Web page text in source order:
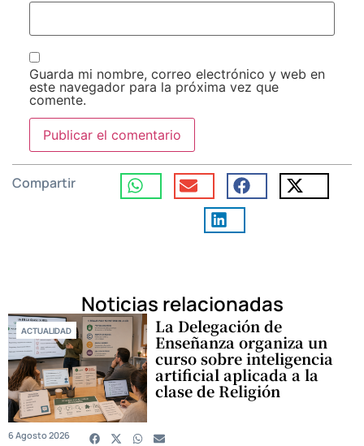
Guarda mi nombre, correo electrónico y web en
este navegador para la próxima vez que
comente.
Compartir
Noticias relacionadas
ACTUALIDAD La Delegación de
Enseñanza organiza un
curso sobre inteligencia
artificial aplicada a la
clase de Religión
6 Agosto 2026